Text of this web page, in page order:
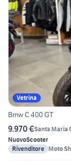
Vetrina
Bmw C 400 GT
9.970 €Santa Maria
NuovoScooter
Rivenditore Moto